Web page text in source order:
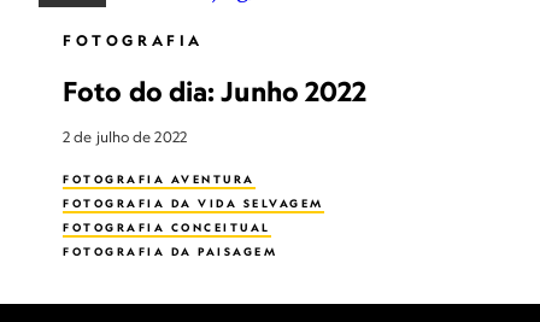
FOTOGRAFIA
Foto do dia: Junho 2022
2 de julho de 2022
FOTOGRAFIA AVENTURA
FOTOGRAFIA DA VIDA SELVAGEM
FOTOGRAFIA CONCEITUAL
FOTOGRAFIA DA PAISAGEM